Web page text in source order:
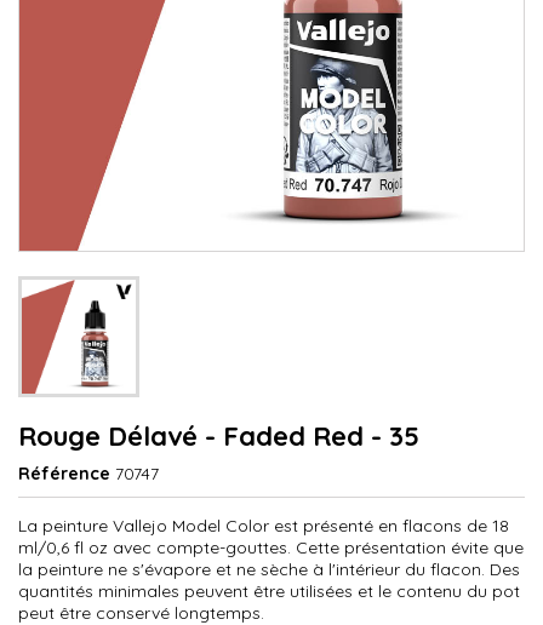
Rouge Délavé - Faded Red - 35
Référence 70747
La peinture Vallejo Model Color est présenté en flacons de 18
ml/0,6 fl oz avec compte-gouttes. Cette présentation évite que
la peinture ne s'évapore et ne sèche à l'intérieur du flacon. Des
quantités minimales peuvent être utilisées et le contenu du pot
peut être conservé longtemps.